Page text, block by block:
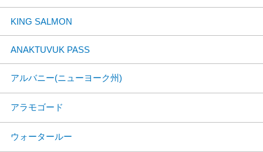
KING SALMON
ANAKTUVUK PASS
アルバニー(ニューヨーク州)
アラモゴード
ウォータールー